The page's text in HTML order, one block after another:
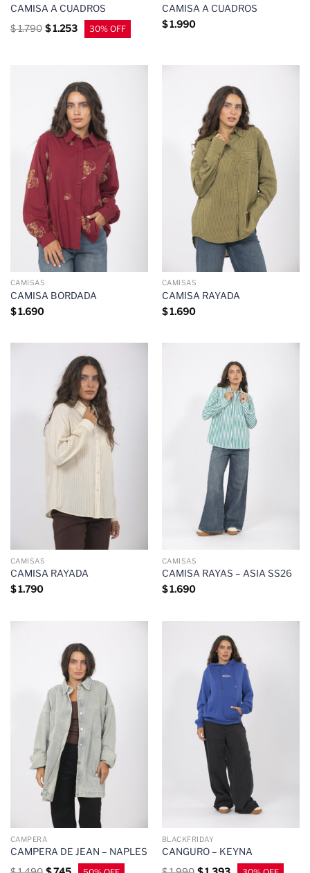
CAMISA A CUADROS
$1.790 $1.253
CAMISA A CUADROS
$1.990
CAMISAS
CAMISA BORDADA
$1.690
CAMISAS
CAMISA RAYADA
$1.690
CAMISAS
CAMISA RAYADA
$1.790
CAMISAS
CAMISA RAYAS – ASIA SS26
$1.690
CAMPERA
CAMPERA DE JEAN – NAPLES
BLACKFRIDAY
CANGURO – KEYNA